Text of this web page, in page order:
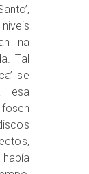
na
Tal
se
esa